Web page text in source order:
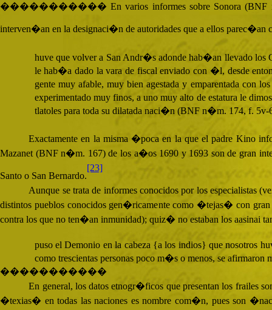
����������� En varios informes sobre Sonora (BNF
interven�an en la designaci�n de autoridades que a ellos parec�an
huve que volver a San Andr�s adonde hab�an llevado los
le hab�a dado la vara de fiscal enviado con �l, desde
gente muy afable, muy bien agestada y emparentada con
experimentado muy finos, a uno muy alto de estatura le
tlatoles para toda su dilatada naci�n (BNFn�m. 174, f. 5v-
Exactamente en la misma �poca en la que el padre Kino
Mazanet (BNFn�m. 167) de los a�os 1690 y 1693 son de gran
Santo o San Bernardo.
[23]
Aunque se trata de informes conocidos por los especialistas
distintos pueblos conocidos gen�ricamente como �tejas� con
contra los que no ten�an inmunidad); quiz� no estaban los aasinai
puso el Demonio en la cabeza {a los indios} que nosotros
como trescientas personas poco m�s o menos, se
�����������
En general, los datos etnogr�ficos que presentan los frailes
�texias� en todas las naciones es nombre com�n, pues son